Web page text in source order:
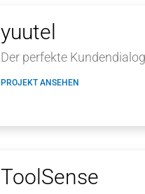
yuutel
Der perfekte
PROJEKT ANSEHEN
ToolSense